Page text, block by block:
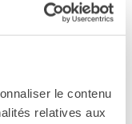
le contenu
relatives aux
Panormos
Tolosa che vive tra